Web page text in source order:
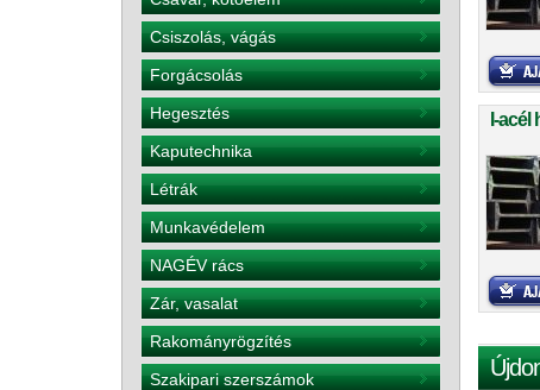
Csiszolás, vágás
Forgácsolás
Hegesztés
Kaputechnika
Létrák
Munkavédelem
NAGÉV rács
Zár, vasalat
Rakományrögzítés
Szakipari szerszámok
I-acél